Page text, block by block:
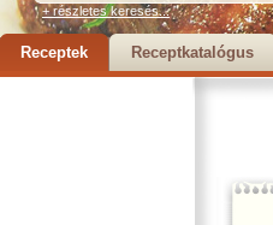
+ részletes keresés...
Receptek Receptkatalógus